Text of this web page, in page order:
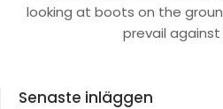
looking at boots on the
prevail against
Senaste inläggen